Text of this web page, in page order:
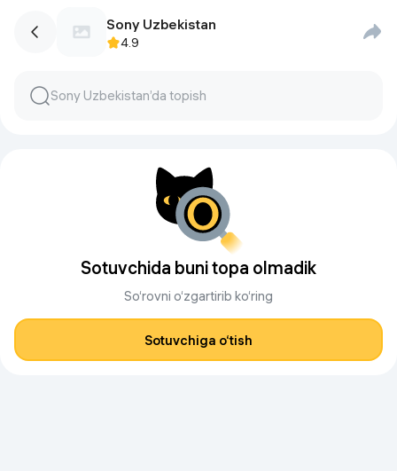
Sony Uzbekistan
4.9
Sotuvchida buni topa olmadik
So‘rovni o‘zgartirib ko‘ring
Sotuvchiga o‘tish